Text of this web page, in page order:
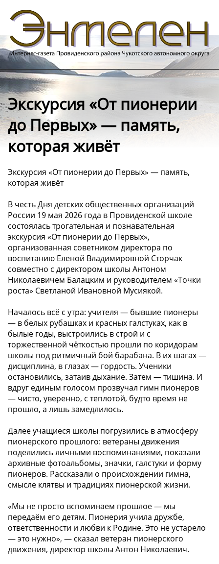
Экскурсия «От пионерии
до Первых» — память,
которая живёт
Экскурсия «От пионерии до Первых» — память,
которая живёт
В честь Дня детских общественных организаций
России 19 мая 2026 года в Провиденской школе
состоялась трогательная и познавательная
экскурсия «От пионерии до Первых»,
организованная советником директора по
воспитанию Еленой Владимировной Сторчак
совместно с директором школы Антоном
Николаевичем Балацким и руководителем «Точки
роста» Светланой Ивановной Мусиякой.
Началось всё с утра: учителя — бывшие пионеры
— в белых рубашках и красных галстуках, как в
былые годы, выстроились в строй и с
торжественной чёткостью прошли по коридорам
школы под ритмичный бой барабана. В их шагах —
дисциплина, в глазах — гордость. Ученики
остановились, затаив дыхание. Затем — тишина. И
вдруг единым голосом прозвучал гимн пионеров
— чисто, уверенно, с теплотой, будто время не
прошло, а лишь замедлилось.
Далее учащиеся школы погрузились в атмосферу
пионерского прошлого: ветераны движения
поделились личными воспоминаниями, показали
архивные фотоальбомы, значки, галстуки и форму
пионеров. Рассказали о происхождении гимна,
смысле клятвы и традициях пионерской жизни.
«Мы не просто вспоминаем прошлое — мы
передаём его детям. Пионерия учила дружбе,
ответственности и любви к Родине. Это не устарело
— это нужно», — сказал ветеран пионерского
движения, директор школы Антон Николаевич.